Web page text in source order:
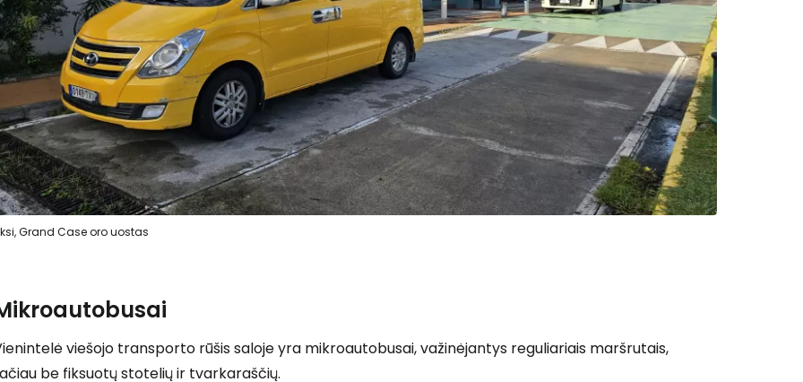
Grand Case oro uostas
viešojo transporto rūšis saloje yra mikroautobusai, važinėjantys reguliariais maršrutais,
be fiksuotų stotelių ir tvarkaraščių.